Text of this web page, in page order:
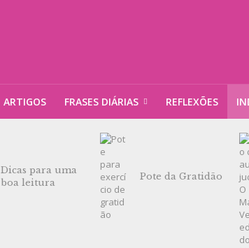
ARTIGOS FRASES DIÁRIAS REFLEXÕES
Dicas para uma
boa leitura
Pote da Gratidão